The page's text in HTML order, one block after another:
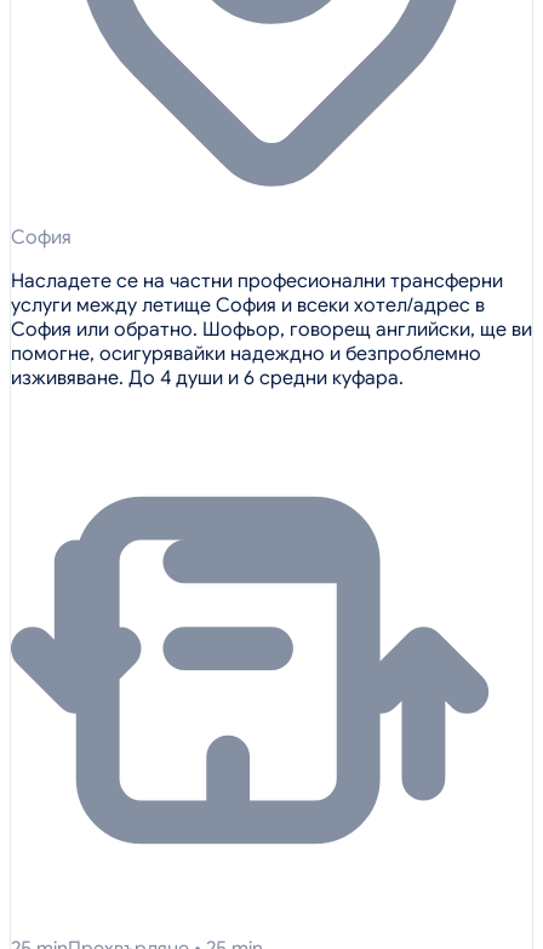
София
Насладете се на частни професионални трансферни
услуги между летище София и всеки хотел/адрес в
София или обратно. Шофьор, говорещ английски, ще ви
помогне, осигурявайки надеждно и безпроблемно
изживяване. До 4 души и 6 средни куфара.